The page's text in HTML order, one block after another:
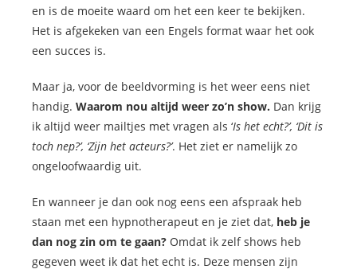
en is de moeite waard om het een keer te bekijken.
Het is afgekeken van een Engels format waar het ook
een succes is.
Maar ja, voor de beeldvorming is het weer eens niet
handig. Waarom nou altijd weer zo’n show. Dan krijg
ik altijd weer mailtjes met vragen als ‘Is het echt?’, ‘Dit is
toch nep?’, ‘Zijn het acteurs?’. Het ziet er namelijk zo
ongeloofwaardig uit.
En wanneer je dan ook nog eens een afspraak heb
staan met een hypnotherapeut en je ziet dat, heb je
dan nog zin om te gaan? Omdat ik zelf shows heb
gegeven weet ik dat het echt is. Deze mensen zijn